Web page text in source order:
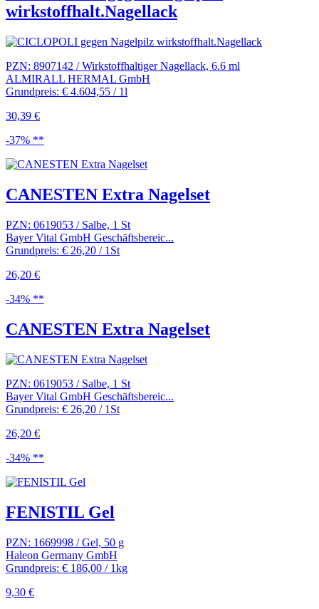
wirkstoffhalt.Nagellack
PZN: 8907142 / Wirkstoffhaltiger Nagellack, 6.6 ml
ALMIRALL HERMAL GmbH
Grundpreis: € 4.604,55 / 1l
30,39 €
-37% **
CANESTEN Extra Nagelset
PZN: 0619053 / Salbe, 1 St
Bayer Vital GmbH Geschäftsbereic...
Grundpreis: € 26,20 / 1St
26,20 €
-34% **
CANESTEN Extra Nagelset
PZN: 0619053 / Salbe, 1 St
Bayer Vital GmbH Geschäftsbereic...
Grundpreis: € 26,20 / 1St
26,20 €
-34% **
FENISTIL Gel
PZN: 1669998 / Gel, 50 g
Haleon Germany GmbH
Grundpreis: € 186,00 / 1kg
9,30 €